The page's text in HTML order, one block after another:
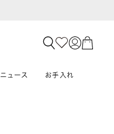
ニュース お手入れ